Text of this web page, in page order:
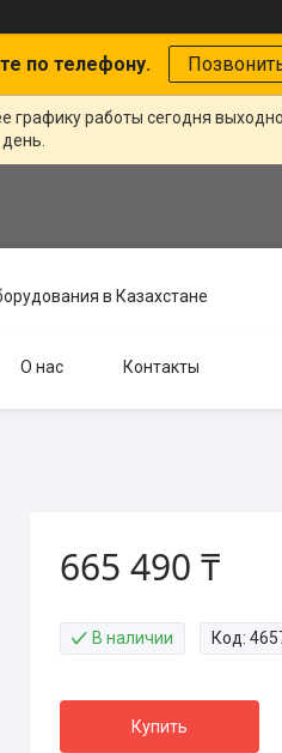
по телефону.
работы сегодня
день.
в Казахстане
О нас Контакты
665 490 ₸
В наличии Код:
Купить